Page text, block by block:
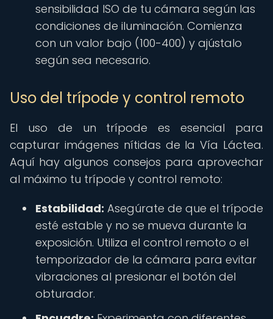
sensibilidad ISO de tu cámara según las
condiciones de iluminación. Comienza
con un valor bajo (100-400) y ajústalo
según sea necesario.
Uso del trípode y control remoto
El uso de un trípode es esencial para
capturar imágenes nítidas de la Vía Láctea.
Aquí hay algunos consejos para aprovechar
al máximo tu trípode y control remoto:
Estabilidad: Asegúrate de que el trípode
esté estable y no se mueva durante la
exposición. Utiliza el control remoto o el
temporizador de la cámara para evitar
vibraciones al presionar el botón del
obturador.